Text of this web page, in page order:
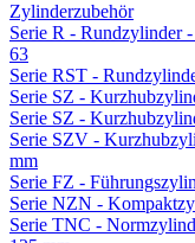
Zylinderzubehör
Serie R - Rundzylinder
63
Serie RST -
Serie SZ -
Serie SZ -
Serie SZV -
mm
Serie FZ -
Serie NZN -
Serie TNC -